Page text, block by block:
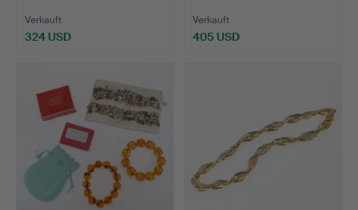
Verkauft
324 USD
Verkauft
405 USD